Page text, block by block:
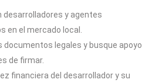
desarrolladores y agentes
en el mercado local.
documentos legales y busque apoyo
de firmar.
financiera del desarrollador y su